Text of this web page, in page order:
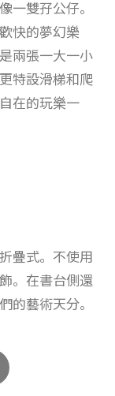
一雙孖公仔。
快的夢幻樂
兩張一大一小
特設滑梯和爬
在的玩樂一
疊式。不使用
。在書台側還
的藝術天分。